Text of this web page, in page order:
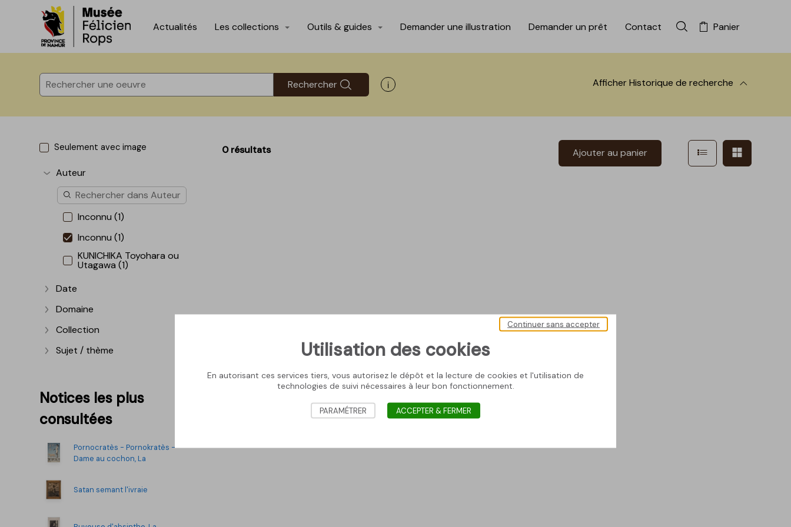
Accèder directement au contenu
Accèder directement au contenu
Actualités Les collections Outils & guides Demander une illustration Demander un prêt Contact Rechercher dans la
Panier
Rechercher Afficher les informations d'aide à la recherche AfficherHistorique de recherche
Seulement avec image
Afficher plus
Auteur
Inconnu (1)
Inconnu (1)
KUNICHIKA Toyohara ou
Utagawa (1)
Afficher plus
Date
Afficher plus
Domaine
Afficher plus
Collection
Afficher plus
Sujet / thème
Notices les plus
consultées
Pornocratès - Pornokratès -
Dame au cochon, La
Satan semant l'ivraie
0 résultats Ajouter au panier Afficher en mode
Utilisation des cookies
En autorisant ces services tiers, vous autorisez le dépôt et la lecture de cookies et l'utilisation de
technologies de suivi nécessaires à leur bon fonctionnement.
Continuer sans accepter
PARAMÉTRER ACCEPTER & FERMER